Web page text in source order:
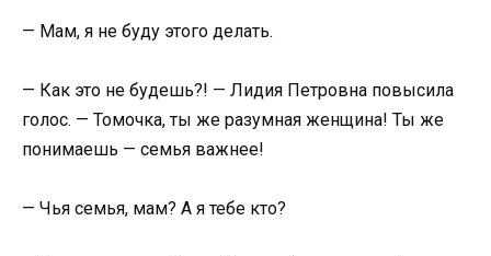
— Мам, я не буду этого делать.
— Как это не будешь?! — Лидия Петровна повысила
голос. — Томочка, ты же разумная женщина! Ты же
понимаешь — семья важнее!
— Чья семья, мам? А я тебе кто?